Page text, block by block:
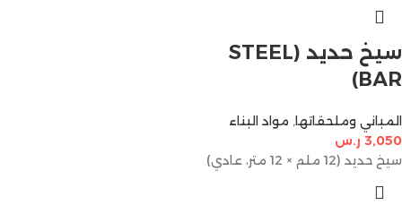
سيخ حديد (STEEL
BAR)
المباني وملحقاتها, مواد البناء
3,050 ر.س
سيخ حديد (12 ملم × 12 متر، عادي)